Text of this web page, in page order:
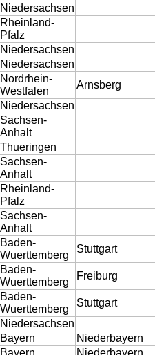
Niedersachsen
Rheinland-
Pfalz
Niedersachsen
Niedersachsen
Nordrhein-
Westfalen
Arnsberg
Niedersachsen
Sachsen-
Anhalt
Thueringen
Sachsen-
Anhalt
Rheinland-
Pfalz
Sachsen-
Anhalt
Baden-
Wuerttemberg
Stuttgart
Baden-
Wuerttemberg
Freiburg
Baden-
Wuerttemberg
Stuttgart
Niedersachsen
Bayern
Niederbayern
Bayern
Niederbayern